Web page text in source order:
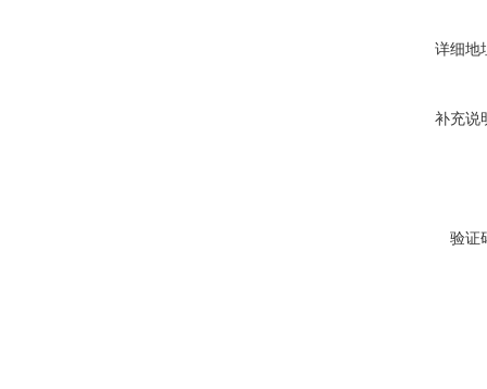
详细地
补充说
验证